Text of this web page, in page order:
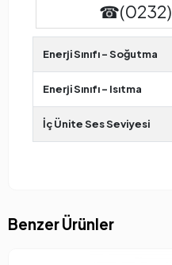
☎(0232)
Enerji Sınıfı - Soğutma
Enerji Sınıfı - Isıtma
İç Ünite Ses Seviyesi
Benzer Ürünler